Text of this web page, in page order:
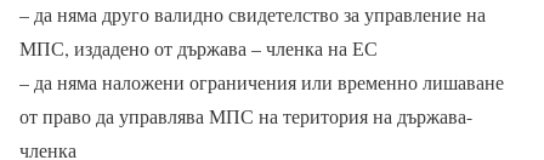
– да няма друго валидно свидетелство за управление на
МПС, издадено от държава – членка на ЕС
– да няма наложени ограничения или временно лишаване
от право да управлява МПС на територия на държава-
членка